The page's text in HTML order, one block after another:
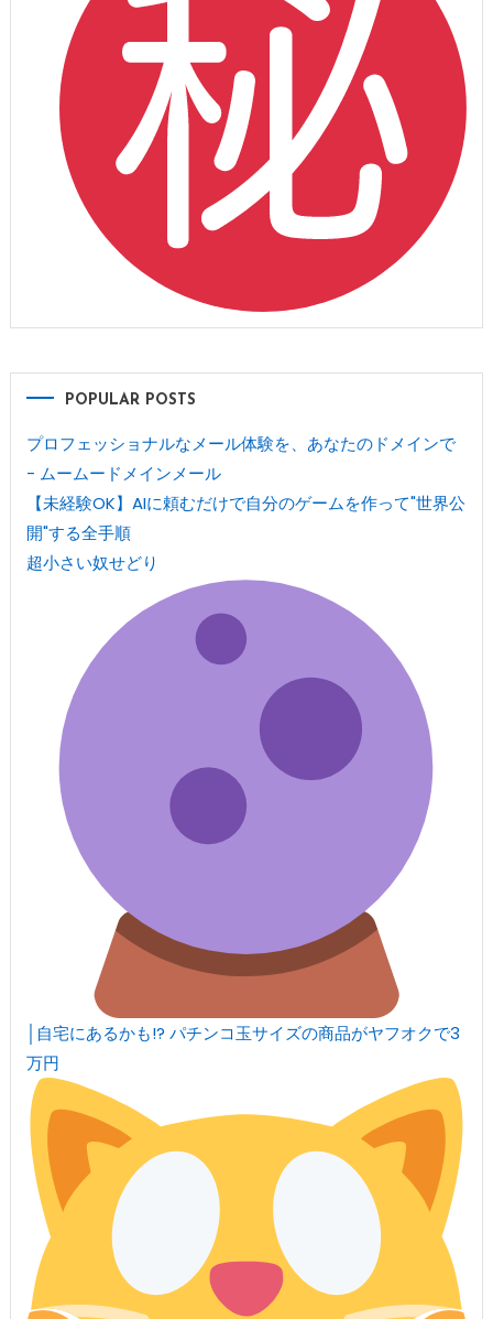
POPULAR POSTS
プロフェッショナルなメール体験を、あなたのドメインで
- ムームードメインメール
【未経験OK】AIに頼むだけで自分のゲームを作って"世界公
開"する全手順
超小さい奴せどり
│自宅にあるかも!? パチンコ玉サイズの商品がヤフオクで3
万円